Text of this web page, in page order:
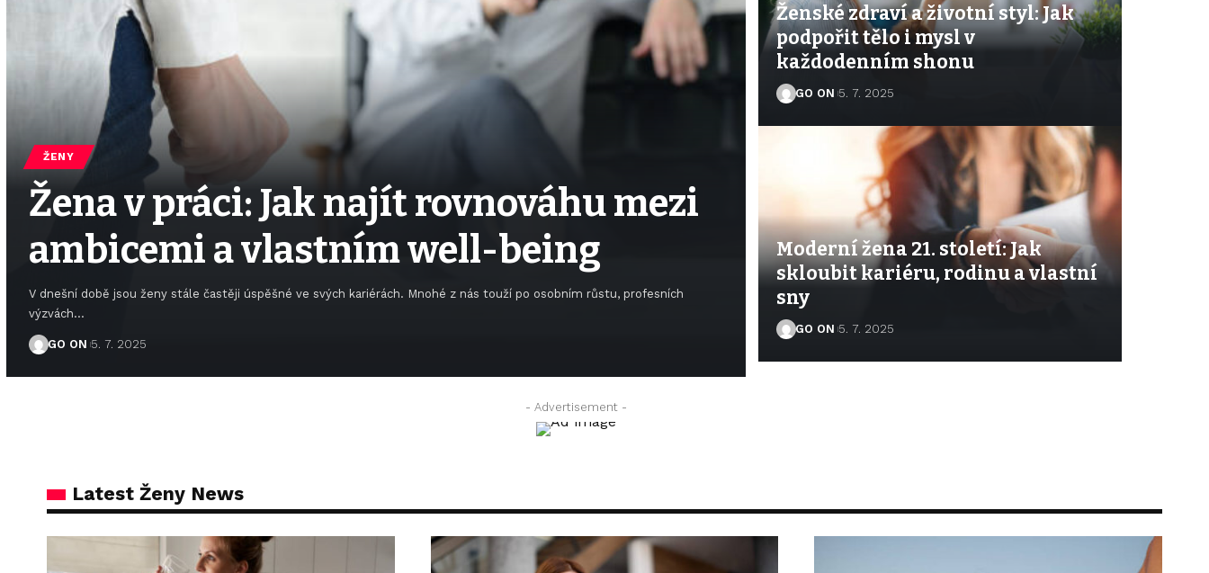
ŽENY
Žena v práci: Jak najít rovnováhu mezi
ambicemi a vlastním well-being
V dnešní době jsou ženy stále častěji úspěšné ve svých kariérách. Mnohé z nás touží po osobním růstu, profesních
výzvách…
GO ON 5. 7. 2025
Ženské zdraví a životní styl: Jak
podpořit tělo i mysl v
každodenním shonu
GO ON 5. 7. 2025
Moderní žena 21. století: Jak
skloubit kariéru, rodinu a vlastní
sny
GO ON 5. 7. 2025
- Advertisement -
Latest Ženy News